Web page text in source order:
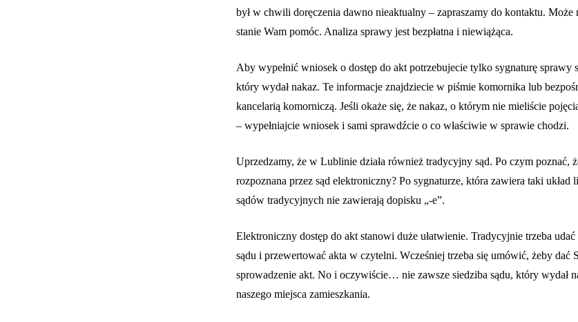
był w chwili doręczenia dawno nieaktualny – zapraszamy do kontaktu. Może
stanie Wam pomóc. Analiza sprawy jest bezpłatna i niewiążąca.
Aby wypełnić wniosek o dostęp do akt potrzebujecie tylko sygnaturę sprawy
który wydał nakaz. Te informacje znajdziecie w piśmie komornika lub
kancelarią komorniczą. Jeśli okaże się, że nakaz, o którym nie mieliście
– wypełniajcie wniosek i sami sprawdźcie o co właściwie w sprawie chodzi.
Uprzedzamy, że w Lublinie działa również tradycyjny sąd. Po czym poznać,
rozpoznana przez sąd elektroniczny? Po sygnaturze, która zawiera taki układ
sądów tradycyjnych nie zawierają dopisku „-e”.
Elektroniczny dostęp do akt stanowi duże ułatwienie. Tradycyjnie trzeba
sądu i przewertować akta w czytelni. Wcześniej trzeba się umówić, żeby dać
sprowadzenie akt. No i oczywiście… nie zawsze siedziba sądu, który wydał
naszego miejsca zamieszkania.